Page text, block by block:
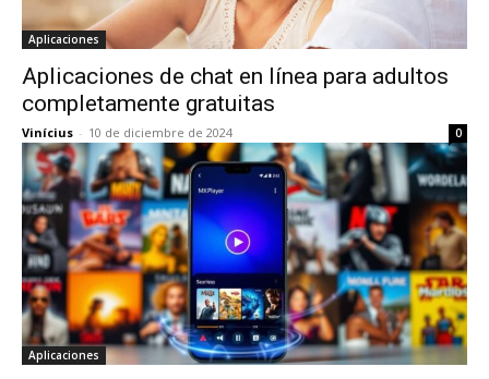
Aplicaciones
Aplicaciones de chat en línea para adultos
completamente gratuitas
Vinícius - 10 de diciembre de 2024 0
Aplicaciones